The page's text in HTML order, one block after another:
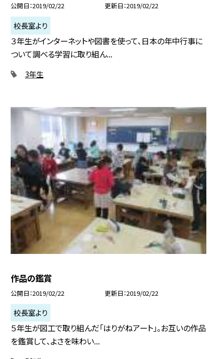
公開日 2019/02/22 更新日 2019/02/22
校長室より
３年生がインターネットや図書を使って、日本の年中行事に
ついて調べる学習に取り組ん...
3年生
作品の鑑賞
公開日 2019/02/22 更新日 2019/02/22
校長室より
５年生が図工で取り組んだ「はりがねアート」。お互いの作品
を鑑賞して、よさを味わい...